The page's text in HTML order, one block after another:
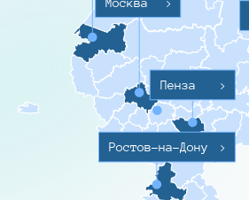
Ростов-на-Дону >
Пенза >